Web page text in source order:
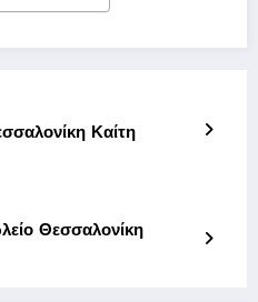
Καίτη
Θεσσαλονίκη